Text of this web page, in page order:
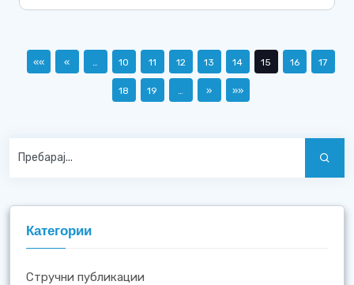
«« « 10 11 12 13 14 15 16 17
18 19 » »»
Категории
Стручни публикации